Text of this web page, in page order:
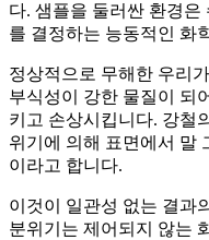
다. 샘플을 둘러싼 환경
를 결정하는 능동적인 화
정상적으로 무해한 우리
부식성이 강한 물질이 되
키고 손상시킵니다. 강철
위기에 의해 표면에서 말
이라고 합니다.
이것이 일관성 없는 결과
분위기는 제어되지 않는